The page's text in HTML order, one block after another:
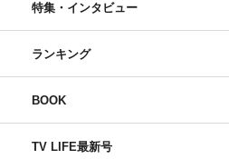
特集・インタビュー
ランキング
BOOK
TV LIFE最新号